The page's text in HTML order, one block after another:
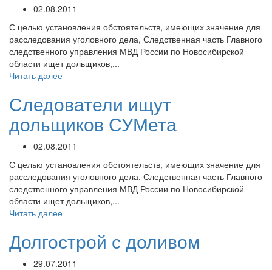
02.08.2011
С целью установления обстоятельств, имеющих значение для
расследования уголовного дела, Следственная часть Главного
следственного управления МВД России по Новосибирской
области ищет дольщиков,...
Читать далее
Следователи ищут
дольщиков СУМета
02.08.2011
С целью установления обстоятельств, имеющих значение для
расследования уголовного дела, Следственная часть Главного
следственного управления МВД России по Новосибирской
области ищет дольщиков,...
Читать далее
Долгострой с доливом
29.07.2011